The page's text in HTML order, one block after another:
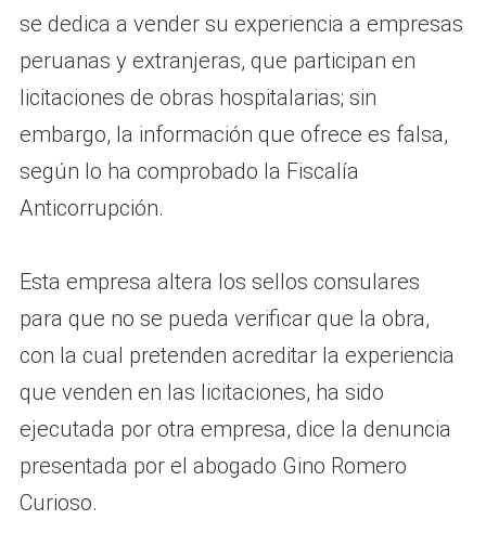
se dedica a vender su experiencia a empresas
peruanas y extranjeras, que participan en
licitaciones de obras hospitalarias; sin
embargo, la información que ofrece es falsa,
según lo ha comprobado la Fiscalía
Anticorrupción.
Esta empresa altera los sellos consulares
para que no se pueda verificar que la obra,
con la cual pretenden acreditar la experiencia
que venden en las licitaciones, ha sido
ejecutada por otra empresa, dice la denuncia
presentada por el abogado Gino Romero
Curioso.